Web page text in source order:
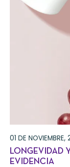
01 DE NOVIEMBRE,
LONGEVIDAD
EVIDENCIA